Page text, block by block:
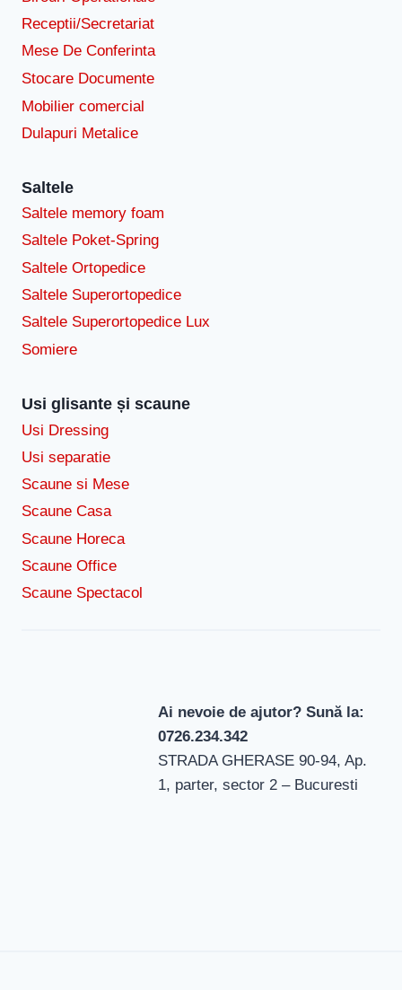
Receptii/Secretariat
Mese De Conferinta
Stocare Documente
Mobilier comercial
Dulapuri Metalice
Saltele
Saltele memory foam
Saltele Poket-Spring
Saltele Ortopedice
Saltele Superortopedice
Saltele Superortopedice Lux
Somiere
Usi glisante și scaune
Usi Dressing
Usi separatie
Scaune si Mese
Scaune Casa
Scaune Horeca
Scaune Office
Scaune Spectacol
Ai nevoie de ajutor? Sună la:
0726.234.342
STRADA GHERASE 90-94, Ap.
1, parter, sector 2 – Bucuresti